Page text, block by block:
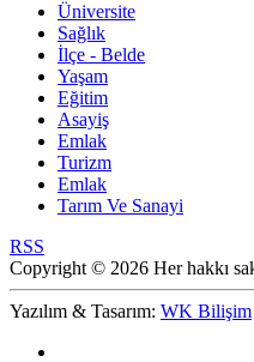
Üniversite
Sağlık
İlçe - Belde
Yaşam
Eğitim
Asayiş
Emlak
Turizm
Emlak
Tarım Ve Sanayi
RSS
Copyright © 2026 Her hakkı
Yazılım & Tasarım: WK Bilişim